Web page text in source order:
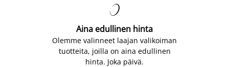

Aina edullinen hinta
Olemme valinneet laajan valikoiman
tuotteita, joilla on aina edullinen
hinta. Joka päivä.